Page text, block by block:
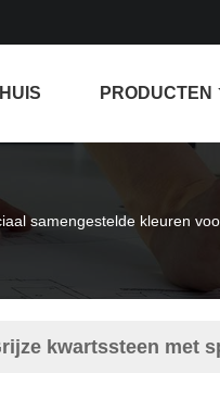
PRODUCTEN
samengestelde kleuren
kwartssteen met